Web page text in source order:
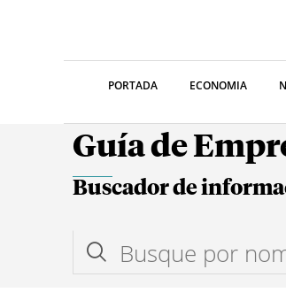
PORTADA ECONOMIA
Guía de
Buscador de